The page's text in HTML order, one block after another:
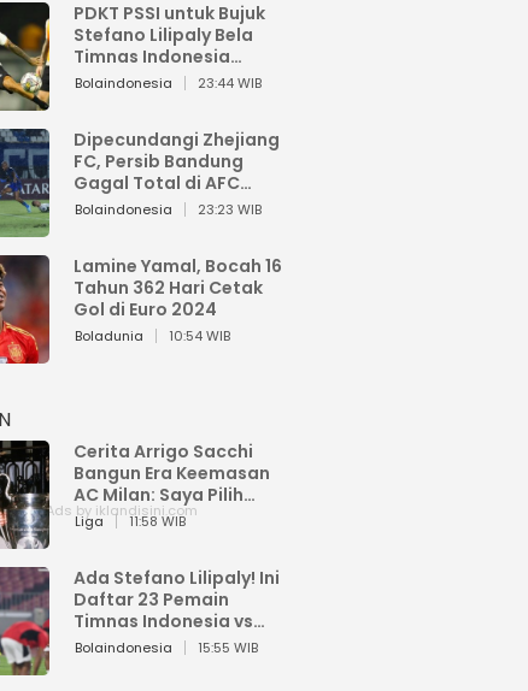
PDKT PSSI untuk Bujuk
Stefano Lilipaly Bela
Timnas Indonesia
Berakhir Berantakan
Bolaindonesia 23:44 WIB
Dipecundangi Zhejiang
FC, Persib Bandung
Gagal Total di AFC
Champions League Two
Bolaindonesia 23:23 WIB
Lamine Yamal, Bocah 16
Tahun 362 Hari Cetak
Gol di Euro 2024
Boladunia 10:54 WIB
Cerita Arrigo Sacchi
Bangun Era Keemasan
AC Milan: Saya Pilih
Pemain dari Isi Otaknya
Liga 11:58 WIB
Ada Stefano Lilipaly! Ini
Daftar 23 Pemain
Timnas Indonesia vs
China
Bolaindonesia 15:55 WIB